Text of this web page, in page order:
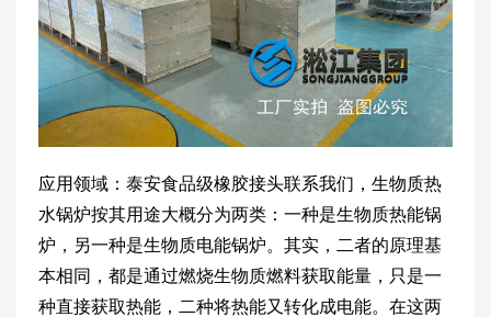
应用领域：泰安食品级橡胶接头联系我们，生物质热
水锅炉按其用途大概分为两类：一种是生物质热能锅
炉，另一种是生物质电能锅炉。其实，二者的原理基
本相同，都是通过燃烧生物质燃料获取能量，只是一
种直接获取热能，二种将热能又转化成电能。在这两